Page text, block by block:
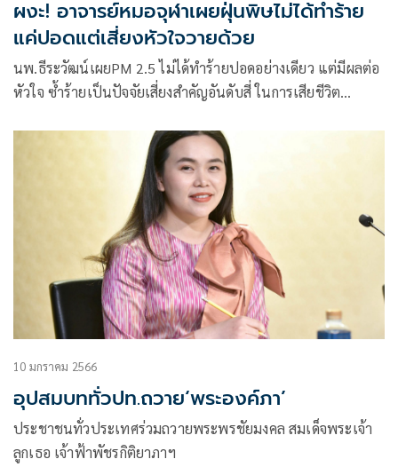
ผงะ! อาจารย์หมอจุฬาเผยฝุ่นพิษไม่ได้ทำร้าย
แค่ปอดแต่เสี่ยงหัวใจวายด้วย
นพ.ธีระวัฒน์เผยPM 2.5 ไม่ได้ทำร้ายปอดอย่างเดียว แต่มีผลต่อ
หัวใจ ซ้ำร้ายเป็นปัจจัยเสี่ยงสำคัญอันดับสี่ ในการเสียชีวิต
10 มกราคม 2566
อุปสมบททั่วปท.ถวาย‘พระองค์ภา’
ประชาชนทั่วประเทศร่วมถวายพระพรชัยมงคล สมเด็จพระเจ้า
ลูกเธอ เจ้าฟ้าพัชรกิติยาภาฯ